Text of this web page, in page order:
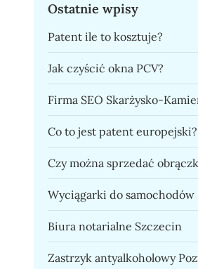
Ostatnie wpisy
Patent ile to kosztuje?
Jak czyścić okna PCV?
Firma SEO Skarżysko-
Co to jest patent europejski?
Czy można sprzedać
Wyciągarki do samochodów
Biura notarialne Szczecin
Zastrzyk antyalkoholowy